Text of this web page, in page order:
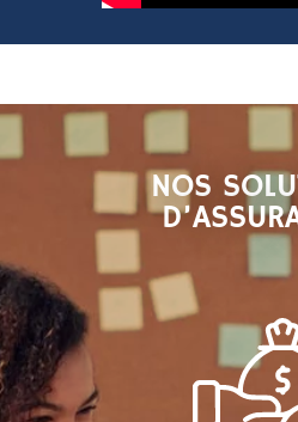
NOS